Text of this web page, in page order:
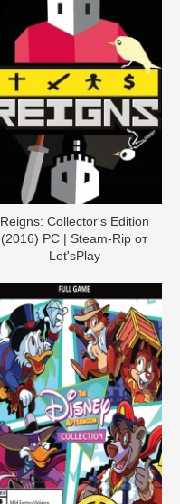
Reigns: Collector's Edition
(2016) PC | Steam-Rip от
Let'sРlay